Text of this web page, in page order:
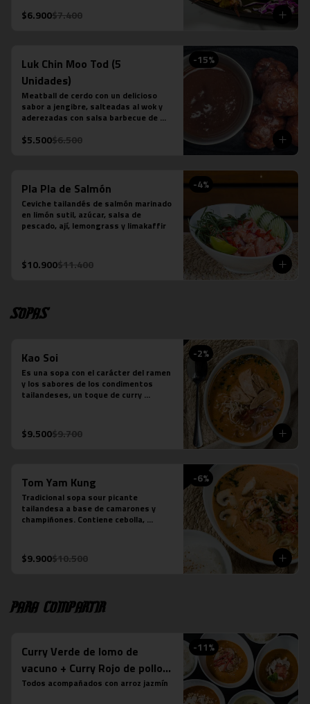
azúcar de palma, semillas de cilantro,
$6.900$7.400
-15%
Luk Chin Moo Tod (5
Unidades)
Meatball de cerdo con un delicioso
sabor a jengibre, salteadas al wok y
aderezadas con salsa barbecue de
$5.500$6.500
-4%
Pla Pla de Salmón
Ceviche tailandés de salmón marinado
en limón sutil, azúcar, salsa de
pescado, ají, lemongrass y limakaffir
$10.900$11.400
Sopas
-2%
Kao Soi
Es una sopa con el carácter del ramen
y los sabores de los condimentos
tailandeses, un toque de curry
de tocino, cilantro, repollo cocido,
cebolla morada, fideos de huevo y
$9.500$9.700
-6%
Tom Yam Kung
Tradicional sopa sour picante
tailandesa a base de camarones y
champiñones. Contiene cebolla,
$9.900$10.500
Para compartir
-11%
Curry Verde de lomo de
vacuno + Curry Rojo de pollo +
Curry Panang + Curry
Todos acompañados con arroz jazmín